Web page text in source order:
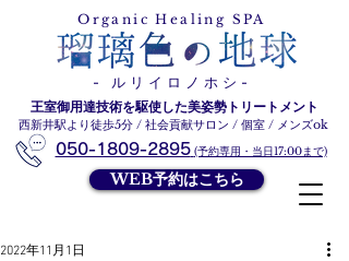
ルリイロノホシOrganic Healing SPA
- ルリイロノホシ-
王室御用達技術を駆使した美姿勢トリートメント
西新井駅より徒歩5分 / 社会貢献サロン / 個室 / メンズok
050-1809-2895 (予約専用・当日17:00まで)
WEB予約はこちら
2022年11月1日